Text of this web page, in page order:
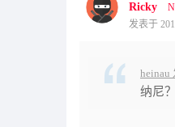
Ricky
发表于
heinau
纳尼